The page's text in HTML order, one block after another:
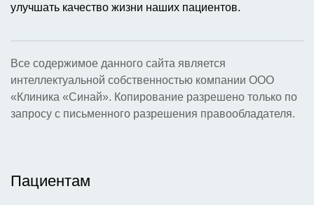
улучшать качество жизни наших пациентов.
Все содержимое данного сайта является
интеллектуальной собственностью компании ООО
«Клиника «Синай». Копирование разрешено только по
запросу с письменного разрешения правообладателя.
Пациентам